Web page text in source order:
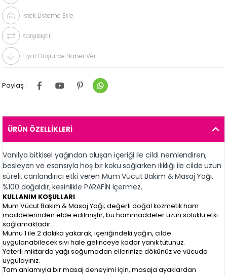
İstek Listeme Ekle
Karşılaştır
Fiyat Düşünce Haber Ver
Paylaş :
ÜRÜN ÖZELLIKLERI
Vanilya bitkisel yağından oluşan içeriği ile cildi nemlendiren,
besleyen ve esansıyla hoş bir koku sağlarken ılıklığı ile cilde uzun
süreli, canlandırıcı etki veren Mum Vücut Bakım & Masaj Yağı.
%100 doğaldır, kesinlikle PARAFİN içermez.
KULLANIM KOŞULLARI
Mum Vücut Bakım & Masaj Yağı; değerli doğal kozmetik ham
maddelerinden elde edilmiştir, bu hammaddeler uzun soluklu etki
sağlamaktadır.
Mumu 1 ile 2 dakika yakarak, içeriğindeki yağın, cilde
uygulanabilecek sıvı hale gelinceye kadar yanık tutunuz.
Yeterli miktarda yağı soğumadan ellerinize dökünüz ve vücuda
uygulayınız.
Tam anlamıyla bir masaj deneyimi için, masaja ayaklardan